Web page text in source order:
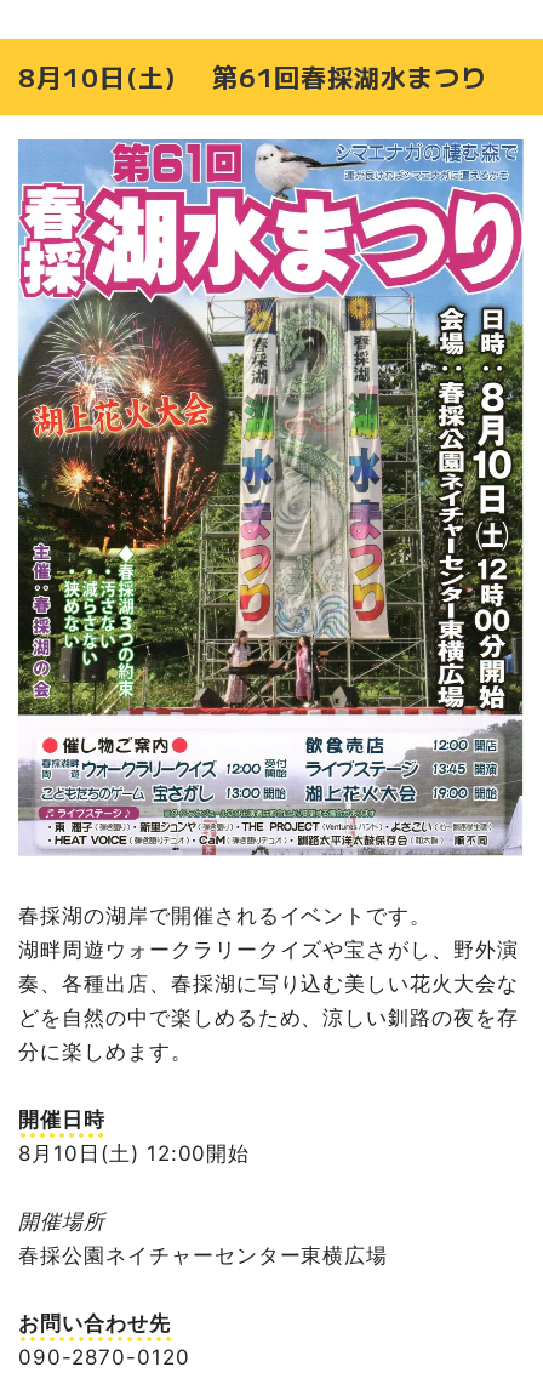
8月10日(土) 第61回春採湖水まつり
春採湖の湖岸で開催されるイベントです。
湖畔周遊ウォークラリークイズや宝さがし、野外演
奏、各種出店、春採湖に写り込む美しい花火大会な
どを自然の中で楽しめるため、涼しい釧路の夜を存
分に楽しめます。
開催日時
8月10日(土) 12:00開始
開催場所
春採公園ネイチャーセンター東横広場
お問い合わせ先
090-2870-0120